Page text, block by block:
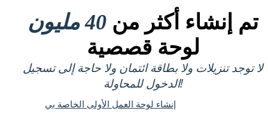
تم إنشاء أكثر من 40 مليون
لوحة قصصية
لا توجد تنزيلات ولا بطاقة ائتمان ولا حاجة إلى تسجيل
الدخول للمحاولة!
إنشاء لوحة العمل الأولى الخاصة بي